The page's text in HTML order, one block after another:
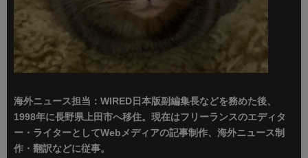
海外ニュース担当：WIRED日本版副編集長などを務めた後、
1998年に長野県上田市へ移住。現在はフリーランスのエディタ
ー・ライターとしてWebメディアの記事制作、海外ニュース制
作・翻訳などに従事。